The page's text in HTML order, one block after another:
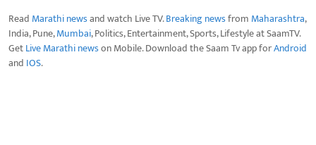
Read Marathi newsand watch Live TV.Breaking newsfrom Maharashtra,
India, Pune,Mumbai, Politics, Entertainment, Sports, Lifestyle at SaamTV.
GetLive Marathi newson Mobile. Download the Saam Tv app forAndroid
and IOS.